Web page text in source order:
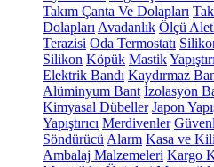
Takım Çanta Ve Dolapları
Dolapları Avadanlık Ölçü
Terazisi Oda Termostatı
Silikon Köpük Mastik
Elektrik Bandı Kaydırmaz
Alüminyum Bant İzolasyon
Kimyasal Dübeller Japon
Yapıştırıcı Merdivenler
Söndürücü Alarm Kasa ve
Ambalaj Malzemeleri Kargo